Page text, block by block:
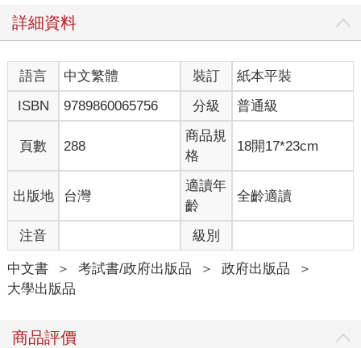
詳細資料
語言 中文繁體 裝訂
紙本平裝
ISBN
9789860065756 分級 普通級
頁數 288
商品規
格
18開17*23cm
出版地 台灣
適讀年
齡
全齡適讀
注音 級別
中文書 ＞ 考試書/政府出版品 ＞ 政府出版品
＞
大學出版品
商品評價